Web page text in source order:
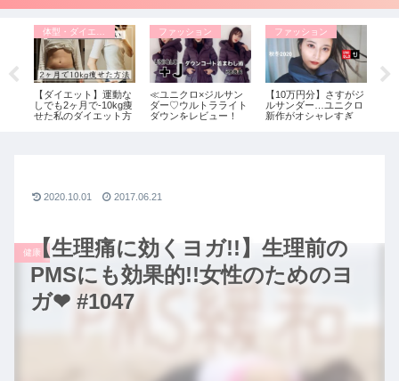
【ダイエット】運動な
しでも2ヶ月で-10kg痩
せた私のダイエット方
ファッション
≪ユニクロ×ジルサン
ダー♡ウルトラライト
ダウンをレビュー！
ファッション
【10万円分】さすがジ
ルサンダー…ユニクロ
新作がオシャレすぎ
【生理痛に効くヨガ!!】生理前の
PMSにも効果的!!女性のためのヨ
ガ❤︎ #1047
健康
2020.10.01 2017.06.21